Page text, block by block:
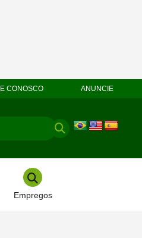
CONOSCO ANUNCIE
Empregos